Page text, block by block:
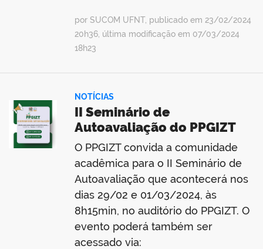
portal
por SUCOM UFNT, publicado em 23/02/2024
20h36, última modificação em 07/03/2024
18h23
NOTÍCIAS
II Seminário de
Autoavaliação do PPGIZT
O PPGIZT convida a comunidade
acadêmica para o II Seminário de
Autoavaliação que acontecerá nos
dias 29/02 e 01/03/2024, às
8h15min, no auditório do PPGIZT. O
evento poderá também ser
acessado via: